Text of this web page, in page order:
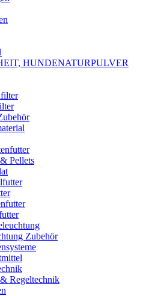
HUNDENATURPULVER
Pellets
Zubehör
Regeltechnik